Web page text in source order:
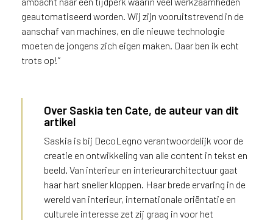
geautomatiseerd worden. Wij zijn vooruitstrevend in de
aanschaf van machines, en die nieuwe technologie
moeten de jongens zich eigen maken. Daar ben ik echt
trots op!”
Over Saskia ten Cate, de auteur van dit
artikel
Saskia is bij DecoLegno verantwoordelijk voor de
creatie en ontwikkeling van alle content in tekst en
beeld. Van interieur en interieurarchitectuur gaat
haar hart sneller kloppen. Haar brede ervaring in de
wereld van interieur, internationale oriëntatie en
culturele interesse zet zij graag in voor het